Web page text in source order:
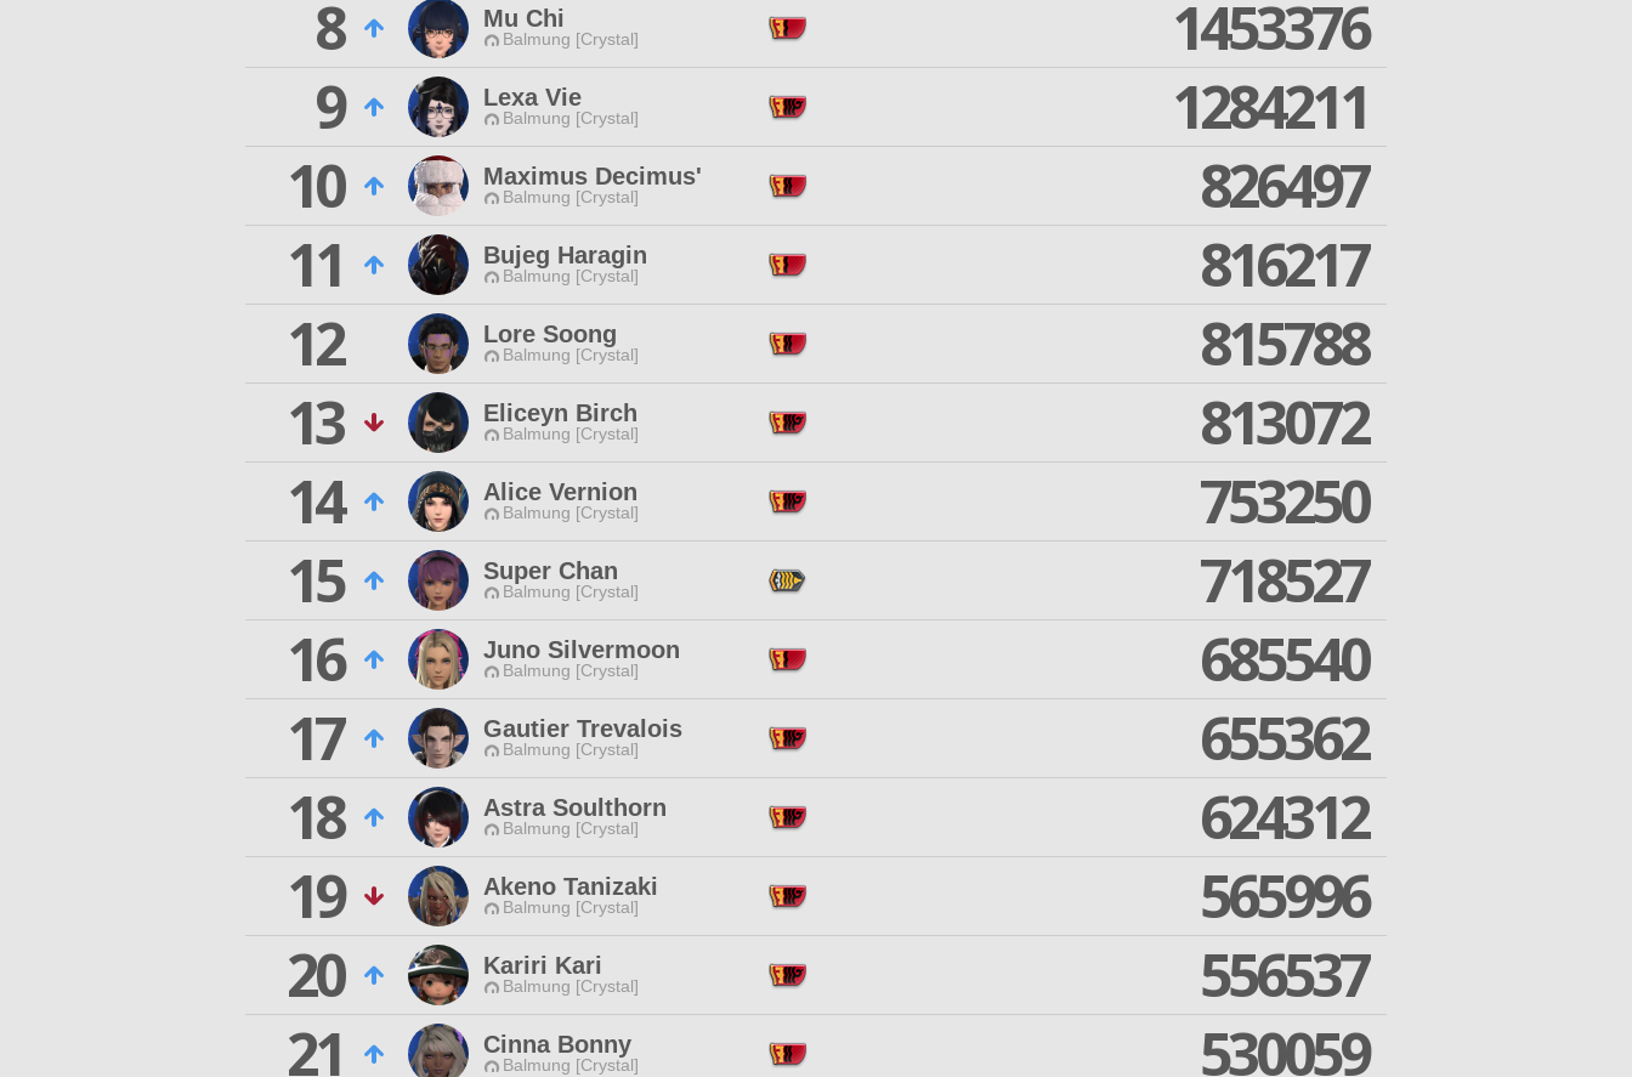
8
Mu Chi
Balmung [Crystal]
1453376
9
Lexa Vie
Balmung [Crystal]
1284211
10
Maximus Decimus'
Balmung [Crystal]
826497
11
Bujeg Haragin
Balmung [Crystal]
816217
12
Lore Soong
Balmung [Crystal]
815788
13
Eliceyn Birch
Balmung [Crystal]
813072
14
Alice Vernion
Balmung [Crystal]
753250
15
Super Chan
Balmung [Crystal]
718527
16
Juno Silvermoon
Balmung [Crystal]
685540
17
Gautier Trevalois
Balmung [Crystal]
655362
18
Astra Soulthorn
Balmung [Crystal]
624312
19
Akeno Tanizaki
Balmung [Crystal]
565996
20
Kariri Kari
Balmung [Crystal]
556537
21
Cinna Bonny
Balmung [Crystal]
530059